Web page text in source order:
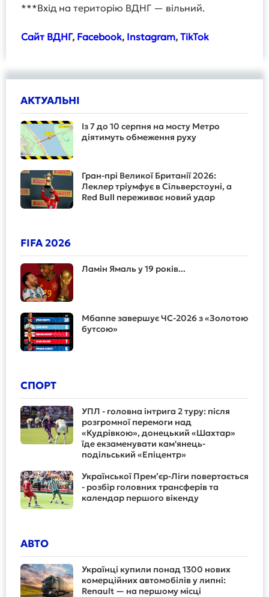
***Вхід на територію ВДНГ — вільний.
Сайт ВДНГ, Facebook, Instagram, TikTok
АКТУАЛЬНІ
Із 7 до 10 серпня на мосту Метро
діятимуть обмеження руху
Гран-прі Великої Британії 2026:
Леклер тріумфує в Сільверстоуні, а
Red Bull переживає новий удар
FIFA 2026
Ламін Ямаль у 19 років...
Мбаппе завершує ЧС-2026 з «Золотою
бутсою»
СПОРТ
УПЛ - головна інтрига 2 туру: після
розгромної перемоги над
«Кудрівкою», донецький «Шахтар»
їде екзаменувати кам'янець-
подільський «Епіцентр»
Української Прем’єр-Ліги повертається
- розбір головних трансферів та
календар першого вікенду
АВТО
Українці купили понад 1300 нових
комерційних автомобілів у липні:
Renault — на першому місці